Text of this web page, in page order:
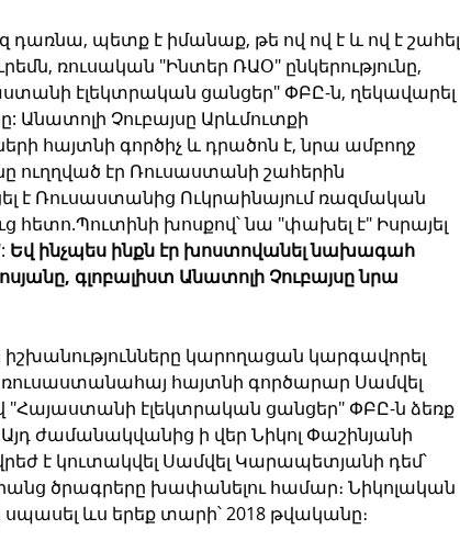
պետք է իմանաք, թե ով ով է և ով է շահել
ռուսական "Ինտեր ՌԱՕ" ընկերությունը,
էլեկտրական ցանցեր" ՓԲԸ-ն, ղեկավարել
Անատոլի Չուբայսը Արևմուտքի
հայտնի գործիչ և դրածոն է, նրա ամբողջ
ուղղված էր Ռուսաստանի շահերին
է Ռուսաստանից Ուկրաինայում ռազմական
հետո.Պուտինի խոսքով՝ նա "փախել է" Իսրայել
Եվ ինչպես ինքն էր խոստովանելնախագահ
գլոբալիստ Անատոլի Չուբայսը նրա
կարողացան կարգավորել
հայտնի գործարար Սամվել
"Հայաստանի էլեկտրական ցանցեր" ՓԲԸ-ն ձեռք
ժամանակվանից ի վեր Նիկոլ Փաշինյանի
է կուտակվել Սամվել Կարապետյանի դեմ՝
ծրագրերը խափանելու համար։ Նիկոլական
ևս երեք տարի՝ 2018 թվականը։